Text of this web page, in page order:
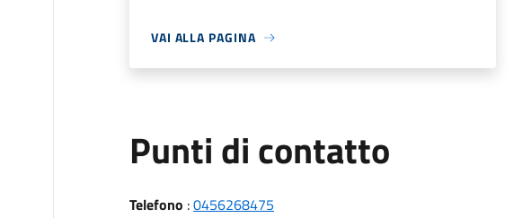
VAI ALLA PAGINA
Punti di contatto
Telefono :0456268475